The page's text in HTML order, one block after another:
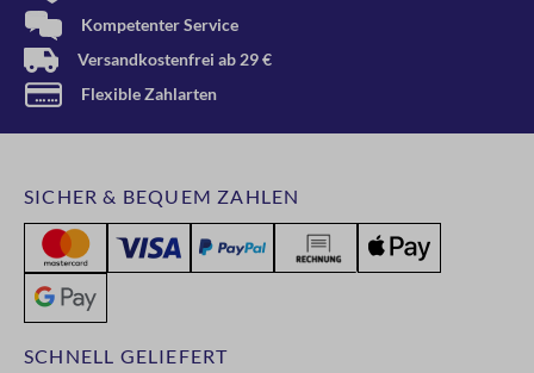
Kompetenter Service
Versandkostenfrei ab 29 €
Flexible Zahlarten
SCHNELL GELIEFERT
SICHER & BEQUEM ZAHLEN